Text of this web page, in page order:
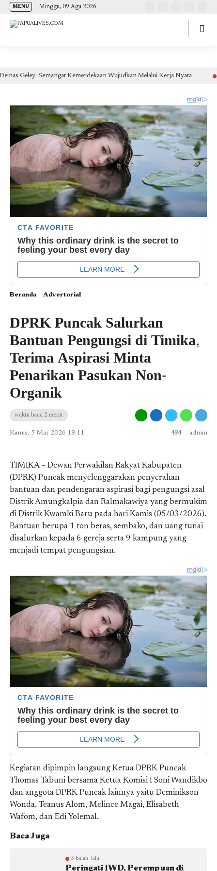
(self.SWG_BASIC = self.SWG_BASIC || []).push( basicSubscriptions => {
basicSubscriptions.init({ type: "NewsArticle", isPartOfType: ["Product"], isPartOfProductId:
MENU Minggu, 09 Agu 2026
Semangat Kemerdekaan Wujudkan Melalui Kerja Nyata 19 jam
Beranda Advertorial
DPRK Puncak Salurkan
Bantuan Pengungsi di Timika,
Terima Aspirasi Minta
Penarikan Pasukan Non-
Organik
waktu baca 2 menit
Kamis, 5 Mar 2026 18:11 484 admin
TIMIKA – Dewan Perwakilan Rakyat Kabupaten
(DPRK) Puncak menyelenggarakan penyerahan
bantuan dan pendengaran aspirasi bagi pengungsi asal
Distrik Amungkalpia dan Ralmakawiya yang bermukim
di Distrik Kwamki Baru pada hari Kamis (05/03/2026).
Bantuan berupa 1 ton beras, sembako, dan uang tunai
disalurkan kepada 6 gereja serta 9 kampung yang
menjadi tempat pengungsian.
Kegiatan dipimpin langsung Ketua DPRK Puncak
Thomas Tabuni bersama Ketua Komisi I Soni Wandikbo
dan anggota DPRK Puncak lainnya yaitu Deminikson
Wonda, Teanus Alom, Melince Magai, Elisabeth
Wafom, dan Edi Yolemal.
Baca Juga
5 bulan lalu
Peringati IWD, Perempuan di